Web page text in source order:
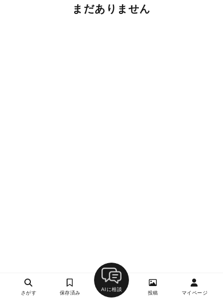
まだありません
さがす 保存済み
AIに相談
投稿 マイページ